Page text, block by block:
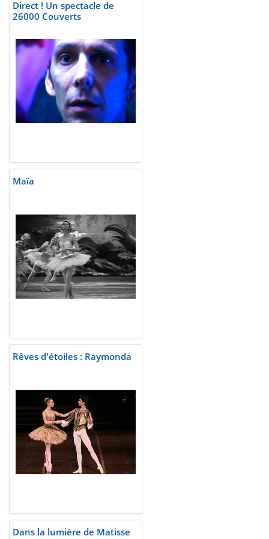
Direct ! Un spectacle de
26000 Couverts
Maïa
Rêves d'étoiles : Raymonda
Dans la lumière de Matisse